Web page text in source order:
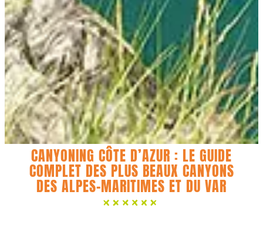
CANYONING CÔTE D’AZUR : LE GUIDE
COMPLET DES PLUS BEAUX CANYONS
DES ALPES-MARITIMES ET DU VAR